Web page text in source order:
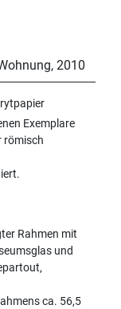
, 2010
Exemplare
römisch
Rahmen mit
und
ca. 56,5